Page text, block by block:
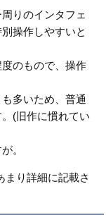
りのインタフェ
操作しやすいと
のもので、操作
多いため、普通
(旧作に慣れてい
。
まり詳細に記載さ